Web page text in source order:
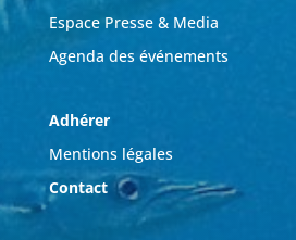
Espace Presse & Media
Agenda des événements
Adhérer
Mentions légales
Contact